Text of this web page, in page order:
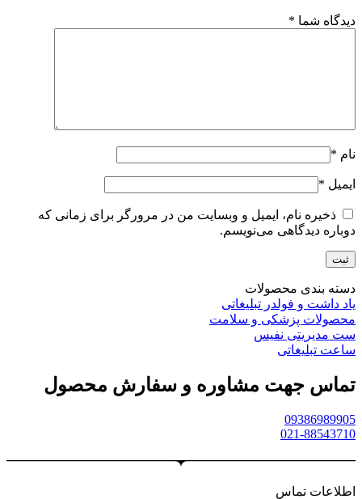
دیدگاه شما *
نام *
ایمیل *
ذخیره نام، ایمیل و وبسایت من در مرورگر برای زمانی که
دوباره دیدگاهی می‌نویسم.
دسته بندی محصولات
یاد داشت و فولدر تبلیغاتی
محصولات پزشکی و سلامت
ست مدیریتی نفیس
ساعت تبلیغاتی
تماس جهت مشاوره و سفارش محصول
09386989905
021-88543710
اطلاعات تماس